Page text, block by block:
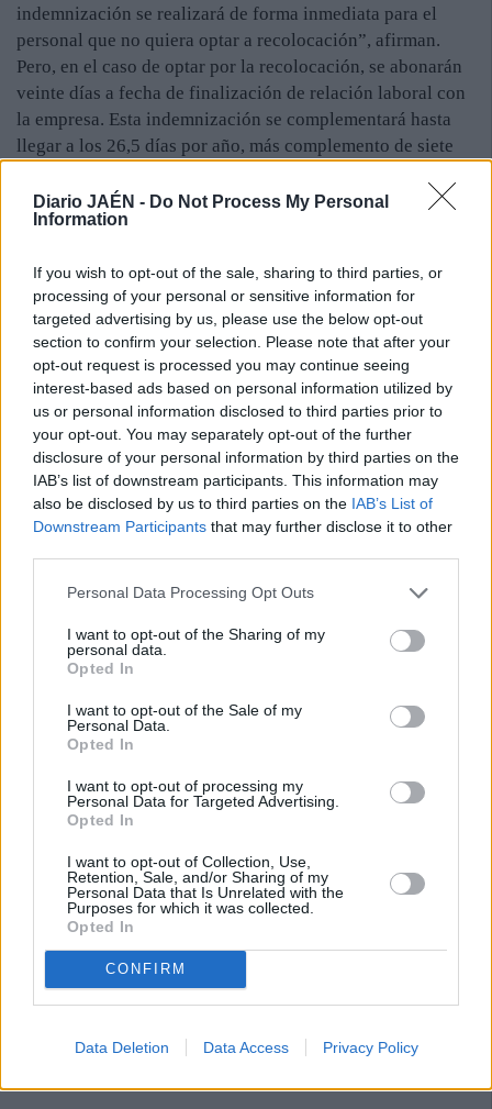
Diario JAÉN - Do Not Process My Personal
Information
If you wish to opt-out of the sale, sharing to third parties, or
processing of your personal or sensitive information for
targeted advertising by us, please use the below opt-out
section to confirm your selection. Please note that after your
opt-out request is processed you may continue seeing
interest-based ads based on personal information utilized by
us or personal information disclosed to third parties prior to
your opt-out. You may separately opt-out of the further
disclosure of your personal information by third parties on the
IAB’s list of downstream participants. This information may
also be disclosed by us to third parties on the IAB’s List of
Downstream Participants that may further disclose it to other
Personal Data Processing Opt Outs
I want to opt-out of the Sharing of my
personal data.
Opted In
I want to opt-out of the Sale of my
Personal Data.
Opted In
I want to opt-out of processing my
Personal Data for Targeted Advertising.
Opted In
I want to opt-out of Collection, Use,
Retention, Sale, and/or Sharing of my
Personal Data that Is Unrelated with the
Purposes for which it was collected.
Opted In
CONFIRM
Data Deletion Data Access Privacy Policy
indemnización se realizará de forma inmediata para el
personal que no quiera optar a recolocación”, afirman.
Pero, en el caso de optar por la recolocación, se abonarán
veinte días a fecha de finalización de relación laboral con
la empresa. Esta indemnización se complementará hasta
llegar a los 26,5 días por año, más complemento de siete
del 30 de mayo del año 2016. Finalmente, se completará
hasta los 33 días si la recolocación no se ha producido
hasta esta fecha no implica que, a partir de esta, no se opte
a recolocación.
Pese a todo, desde el comité de empresa de CAF-Santana
insisten en que “no se ha alcanzado la meta principal, que
era evitar a toda costa que se produjeran despidos”. “Sí
podemos decir que, con el acuerdo alcanzado, se ha
logrado virar el rumbo de las intenciones iniciales de la
empresa, que era la de extinguir los contratos con las
indemnizaciones mínimas que marca la actual reforma
laboral”. Asimismo, los representantes de los trabajadores